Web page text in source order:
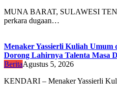
MUNA BARAT, SULAWESI
perkara dugaan…
Menaker Yassierli Kuliah
Dorong Lahirnya Talenta Masa
BeritaAgustus 5, 2026
KENDARI – Menaker Yassierli